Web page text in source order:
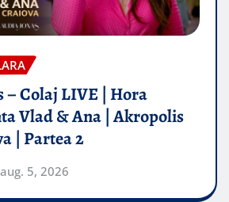
– Colaj LIVE | Hora
Vlad & Ana | Akropolis
| Partea 2
aug. 5, 2026